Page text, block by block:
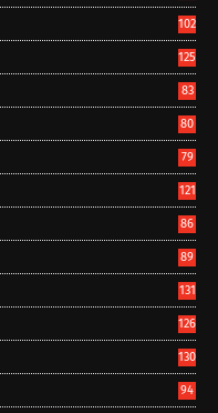
102
125
83
80
79
121
86
89
131
126
130
94